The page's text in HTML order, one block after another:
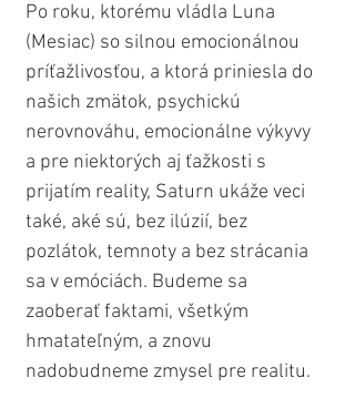
Po roku, ktorému vládla Luna
(Mesiac) so silnou emocionálnou
príťažlivosťou, a ktorá priniesla do
našich zmätok, psychickú
nerovnováhu, emocionálne výkyvy
a pre niektorých aj ťažkosti s
prijatím reality, Saturn ukáže veci
také, aké sú, bez ilúzií, bez
pozlátok, temnoty a bez strácania
sa v emóciách. Budeme sa
zaoberať faktami, všetkým
hmatateľným, a znovu
nadobudneme zmysel pre realitu.